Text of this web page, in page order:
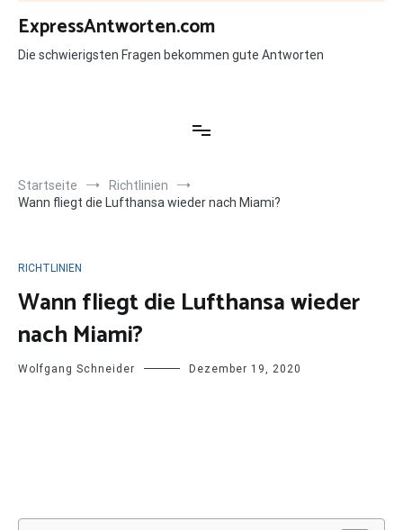
Zum
Inhalt
springen
ExpressAntworten.com
Die schwierigsten Fragen bekommen gute Antworten
Startseite
Richtlinien
Wann fliegt die Lufthansa wieder nach Miami?
RICHTLINIEN
Wann fliegt die Lufthansa wieder
nach Miami?
Wolfgang Schneider Dezember 19, 2020